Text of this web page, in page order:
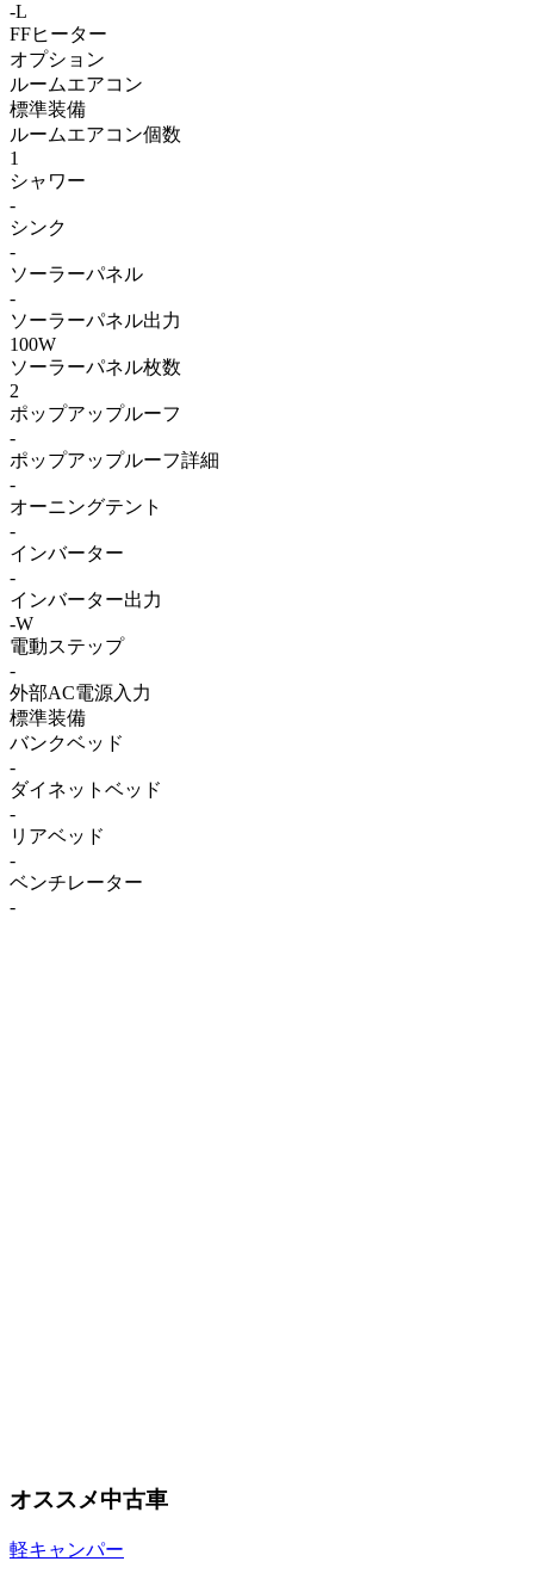
-L
FFヒーター
オプション
ルームエアコン
標準装備
ルームエアコン個数
1
シャワー
-
シンク
-
ソーラーパネル
-
ソーラーパネル出力
100W
ソーラーパネル枚数
2
ポップアップルーフ
-
ポップアップルーフ詳細
-
オーニングテント
-
インバーター
-
インバーター出力
-W
電動ステップ
-
外部AC電源入力
標準装備
バンクベッド
-
ダイネットベッド
-
リアベッド
-
ベンチレーター
-
オススメ中古車
軽キャンパー